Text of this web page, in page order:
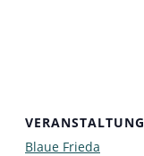
Blaue Frieda